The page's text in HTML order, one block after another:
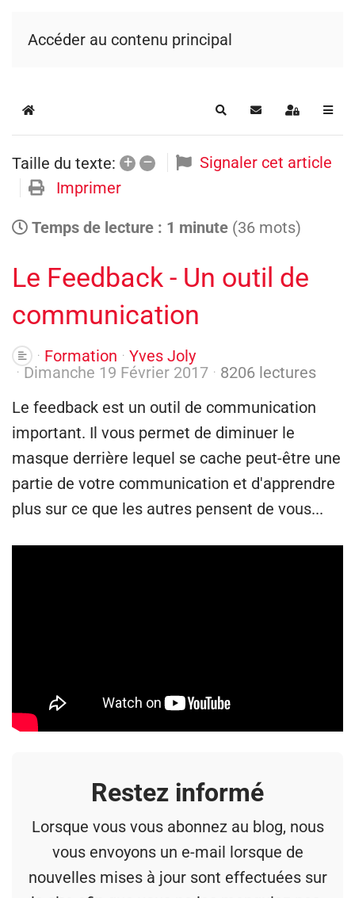
Accéder au contenu principal
Home RechercherS'abonner au blog
Se
Taille du texte: + –
Signaler cet article
Imprimer
Temps de lecture : 1 minute (36 mots)
Le Feedback - Un outil de
communication
Formation
Yves Joly
Dimanche 19 Février 2017
8206 lectures
Le feedback est un outil de communication
important. Il vous permet de diminuer le
masque derrière lequel se cache peut-être une
partie de votre communication et d'apprendre
plus sur ce que les autres pensent de vous...
Restez informé
Lorsque vous vous abonnez au blog, nous
vous envoyons un e-mail lorsque de
nouvelles mises à jour sont effectuées sur